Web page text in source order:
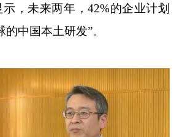
，未来两年，42%的企业计划
中国本土研发”。